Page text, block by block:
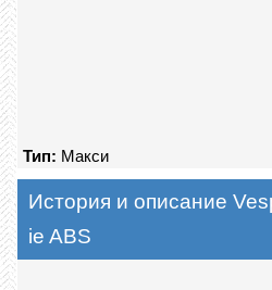
Тип: Макси
История и описание
ie ABS